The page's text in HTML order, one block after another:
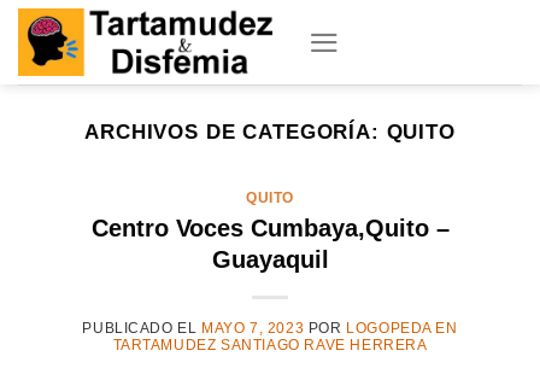
Skip
content
ARCHIVOS DE CATEGORÍA: QUITO
QUITO
Centro Voces Cumbaya,Quito –
Guayaquil
PUBLICADO EL MAYO 7, 2023 POR LOGOPEDA EN
TARTAMUDEZ SANTIAGO RAVE HERRERA